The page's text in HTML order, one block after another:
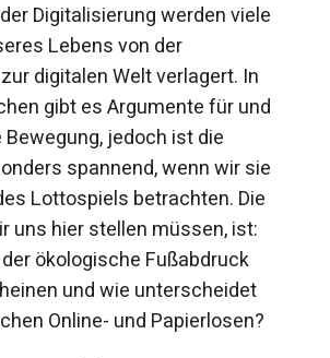
Digitalisierung werden viele
Lebens von der
digitalen Welt verlagert. In
gibt es Argumente für und
jedoch ist die
spannend, wenn wir sie
Lottospiels betrachten. Die
uns hier stellen müssen, ist:
ökologische Fußabdruck
und wie unterscheidet
Online- und Papierlosen?